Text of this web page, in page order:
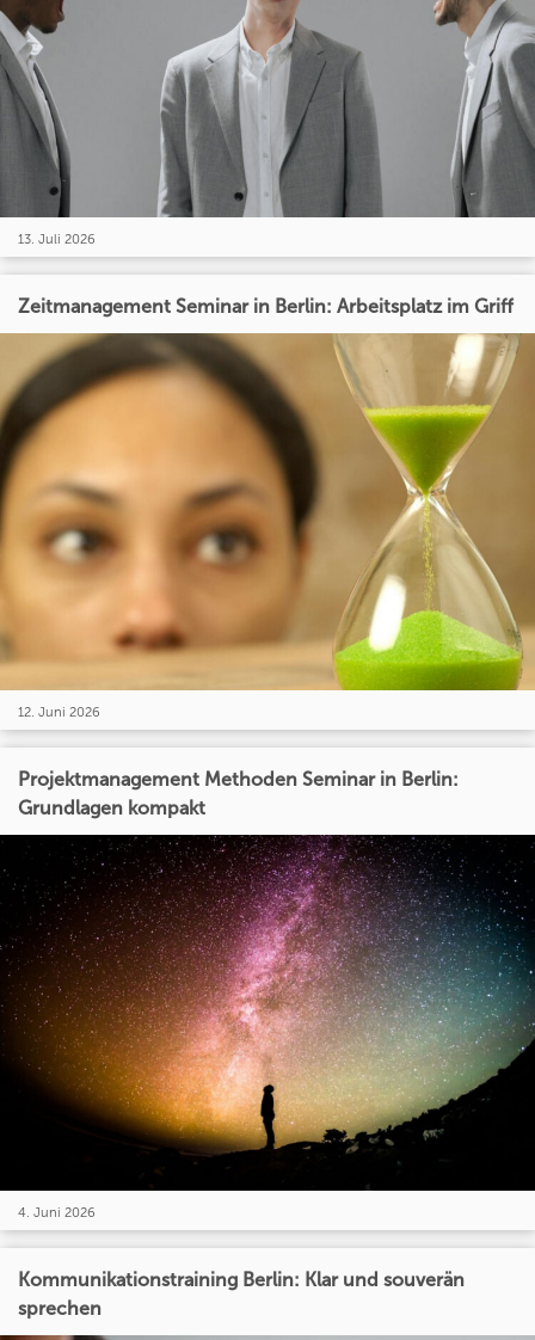
13. Juli 2026
Zeitmanagement Seminar in Berlin: Arbeitsplatz im Griff
12. Juni 2026
Projektmanagement Methoden Seminar in Berlin:
Grundlagen kompakt
4. Juni 2026
Kommunikationstraining Berlin: Klar und souverän
sprechen